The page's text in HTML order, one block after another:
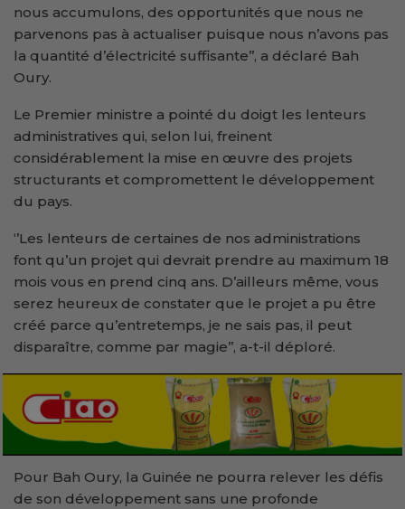
nous accumulons, des opportunités que nous ne
parvenons pas à actualiser puisque nous n’avons pas
la quantité d’électricité suffisante’’, a déclaré Bah
Oury.
Le Premier ministre a pointé du doigt les lenteurs
administratives qui, selon lui, freinent
considérablement la mise en œuvre des projets
structurants et compromettent le développement
du pays.
‘’Les lenteurs de certaines de nos administrations
font qu’un projet qui devrait prendre au maximum 18
mois vous en prend cinq ans. D’ailleurs même, vous
serez heureux de constater que le projet a pu être
créé parce qu’entretemps, je ne sais pas, il peut
disparaître, comme par magie’’, a-t-il déploré.
Pour Bah Oury, la Guinée ne pourra relever les défis
de son développement sans une profonde